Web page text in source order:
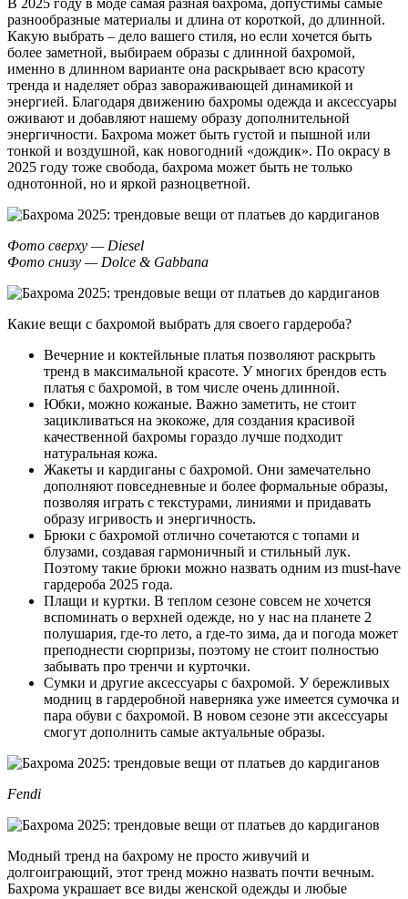
разнообразные материалы и длина от короткой, до длинной.
Какую выбрать – дело вашего стиля, но если хочется быть
более заметной, выбираем образы с длинной бахромой,
именно в длинном варианте она раскрывает всю красоту
тренда и наделяет образ завораживающей динамикой и
энергией. Благодаря движению бахромы одежда и аксессуары
оживают и добавляют нашему образу дополнительной
энергичности. Бахрома может быть густой и пышной или
тонкой и воздушной, как новогодний «дождик». По окрасу в
2025 году тоже свобода, бахрома может быть не только
однотонной, но и яркой разноцветной.
Фото сверху — Diesel
Фото снизу — Dolce & Gabbana
Какие вещи с бахромой выбрать для своего гардероба?
Вечерние и коктейльные платья позволяют раскрыть
тренд в максимальной красоте. У многих брендов есть
платья с бахромой, в том числе очень длинной.
Юбки, можно кожаные. Важно заметить, не стоит
зацикливаться на экокоже, для создания красивой
качественной бахромы гораздо лучше подходит
натуральная кожа.
Жакеты и кардиганы с бахромой. Они замечательно
дополняют повседневные и более формальные образы,
позволяя играть с текстурами, линиями и придавать
образу игривость и энергичность.
Брюки с бахромой отлично сочетаются с топами и
блузами, создавая гармоничный и стильный лук.
Поэтому такие брюки можно назвать одним из must-have
гардероба 2025 года.
Плащи и куртки. В теплом сезоне совсем не хочется
вспоминать о верхней одежде, но у нас на планете 2
полушария, где-то лето, а где-то зима, да и погода может
преподнести сюрпризы, поэтому не стоит полностью
забывать про тренчи и курточки.
Сумки и другие аксессуары с бахромой. У бережливых
модниц в гардеробной наверняка уже имеется сумочка и
пара обуви с бахромой. В новом сезоне эти аксессуары
смогут дополнить самые актуальные образы.
Fendi
Модный тренд на бахрому не просто живучий и
долгоиграющий, этот тренд можно назвать почти вечным.
Бахрома украшает все виды женской одежды и любые